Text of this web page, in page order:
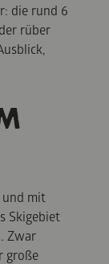
die rund 6
rüber
mit
Skigebiet
Zwar
große